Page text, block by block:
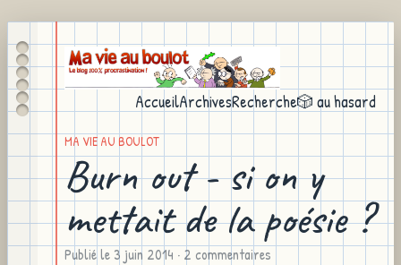
AccueilArchivesRecherche🎲 au hasard
MA VIE AU BOULOT
Burn out - si on y
mettait de la poésie ?
Publié le 3 juin 2014 · 2 commentaires